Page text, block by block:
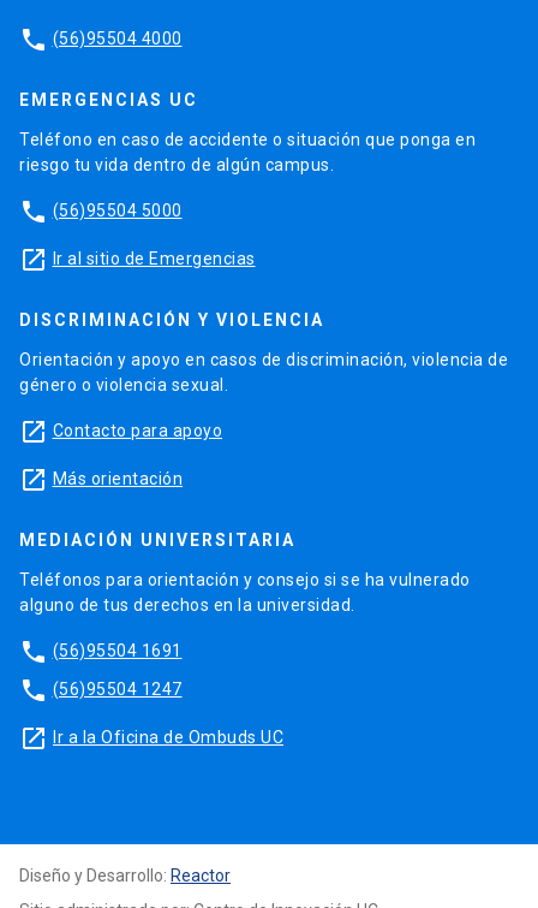
phone (56)95504 4000
EMERGENCIAS UC
Teléfono en caso de accidente o situación que ponga en
riesgo tu vida dentro de algún campus.
phone (56)95504 5000
launch Ir al sitio de Emergencias
DISCRIMINACIÓN Y VIOLENCIA
Orientación y apoyo en casos de discriminación, violencia de
género o violencia sexual.
launch Contacto para apoyo
launch Más orientación
MEDIACIÓN UNIVERSITARIA
Teléfonos para orientación y consejo si se ha vulnerado
alguno de tus derechos en la universidad.
phone (56)95504 1691
phone (56)95504 1247
launch Ir a la Oficina de Ombuds UC
Diseño y Desarrollo: Reactor